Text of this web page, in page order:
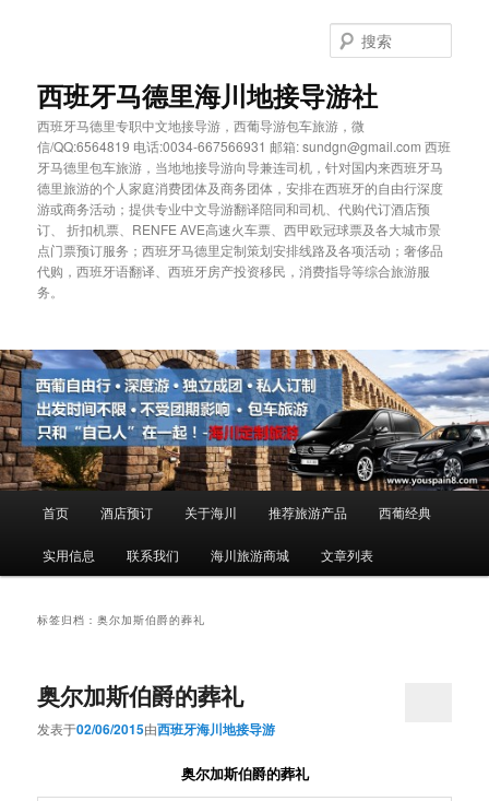
西班牙马德里海川地接导游社
西班牙马德里专职中文地接导游，西葡导游包车旅游，微
信/QQ:6564819 电话:0034-667566931 邮箱: sundgn@gmail.com 西班
牙马德里包车旅游，当地地接导游向导兼连司机，针对国内来西班牙马
德里旅游的个人家庭消费团体及商务团体，安排在西班牙的自由行深度
游或商务活动；提供专业中文导游翻译陪同和司机、代购代订酒店预
订、 折扣机票、RENFE AVE高速火车票、西甲欧冠球票及各大城市景
点门票预订服务；西班牙马德里定制策划安排线路及各项活动；奢侈品
代购，西班牙语翻译、西班牙房产投资移民，消费指导等综合旅游服
务。
索
首页 酒店预订 关于海川 推荐旅游产品 西葡经典
实用信息 联系我们 海川旅游商城 文章列表
标签归档：奥尔加斯伯爵的葬礼
奥尔加斯伯爵的葬礼
发表于02/06/2015由西班牙海川地接导游
奥尔加斯伯爵的葬礼